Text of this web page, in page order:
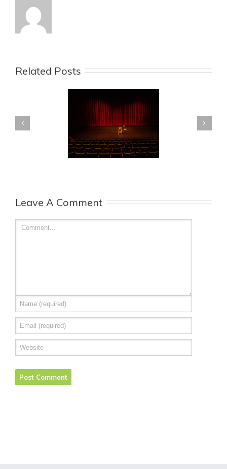
Related Posts
nog 15 minuten
Interview TEDxAUCollege
Leave A Comment